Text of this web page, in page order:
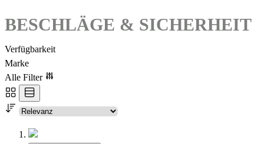
BESCHLÄGE & SICHERHEIT
Verfügbarkeit
Marke
Alle Filter